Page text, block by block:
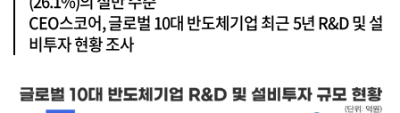
CEO스코어, 글로벌 10대 반도체기업 최근 5년 R&D 및 설
비투자 현황 조사